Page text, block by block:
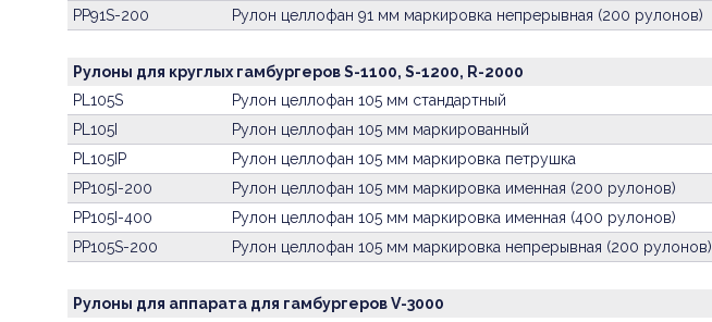
PP91S-200
Рулон целлофан 91 мм маркировка непрерывная (200 рулонов)
Рулоны для круглых гамбургеров S-1100, S-1200, R-2000
PL105S
Рулон целлофан 105 мм стандартный
PL105I
Рулон целлофан 105 мм маркированный
PL105IP
Рулон целлофан 105 мм маркировка петрушка
PP105I-200
Рулон целлофан 105 мм маркировка именная (200 рулонов)
PP105I-400
Рулон целлофан 105 мм маркировка именная (400 рулонов)
PP105S-200
Рулон целлофан 105 мм маркировка непрерывная (200 рулонов)
Рулоны для аппарата для гамбургеров V-3000